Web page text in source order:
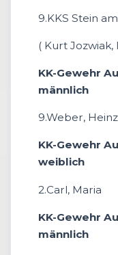
9.KKS
( Kurt Jozwiak,
KK-Gewehr
männlich
KK-Gewehr
weiblich
2.Carl,
KK-Gewehr
männlich